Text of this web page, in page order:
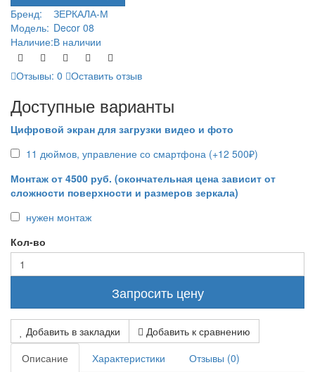
Бренд:
ЗЕРКАЛА-М
Модель: Decor 08
Наличие:В наличии
Отзывы: 0 Оставить отзыв
Доступные варианты
Цифровой экран для загрузки видео и фото
11 дюймов, управление со смартфона (+12 500₽)
Монтаж от 4500 руб. (окончательная цена зависит от
сложности поверхности и размеров зеркала)
нужен монтаж
Кол-во
Запросить цену
Добавить в закладки
Добавить к сравнению
Описание
Характеристики
Отзывы (0)